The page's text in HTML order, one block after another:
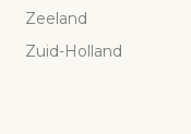
Zeeland
Zuid-Holland